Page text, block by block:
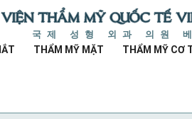
국제 성형 외과 의원
THẨM MỸ MẶT THẨM MỸ CƠ